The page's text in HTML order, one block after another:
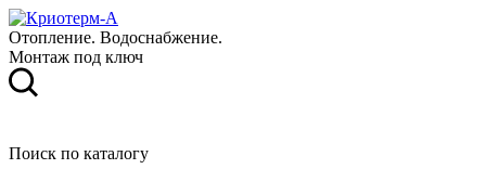
Отопление. Водоснабжение.
Монтаж под ключ
Поиск по каталогу